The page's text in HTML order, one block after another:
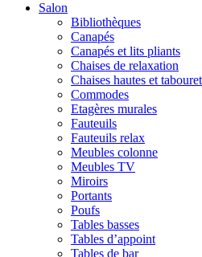
Salon
Bibliothèques
Canapés
Canapés et lits pliants
Chaises de relaxation
Chaises hautes et
Commodes
Etagères murales
Fauteuils
Fauteuils relax
Meubles colonne
Meubles TV
Miroirs
Portants
Poufs
Tables basses
Tables d’appoint
Tables de bar